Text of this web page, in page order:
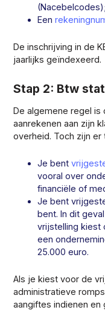
(Nacebelcodes);
Een
De inschrijving in de
jaarlijks geïndexeerd.
Stap 2: Btw
De algemene regel
aanrekenen aan zijn
overheid. Toch zijn
Je bent
vooral over
financiële of
Je bent
bent. In dit
vrijstelling kiest
een
25.000 euro.
Als je kiest voor de
administratieve
aangiftes indienen en